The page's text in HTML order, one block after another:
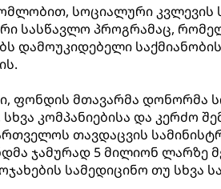
სოციალური
სასწავლო პროგრამაც,
დამოუკიდებელი
ფონდის მთავარმა დონორმა
კომპანიებისა და კერძო
თავდაცვის
ჯამურად 5 მილიონ ლარზე
სამედიცინო თუ სხვა